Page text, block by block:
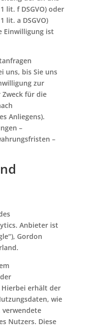
lit. f DSGVO) oder
lit. a DSGVO)
Einwilligung ist
uns, bis Sie uns
zur
für die
Anliegens).
–
–
Anbieter ist
Gordon
Hierbei erhält der
wie
verwendete
Nutzers. Diese